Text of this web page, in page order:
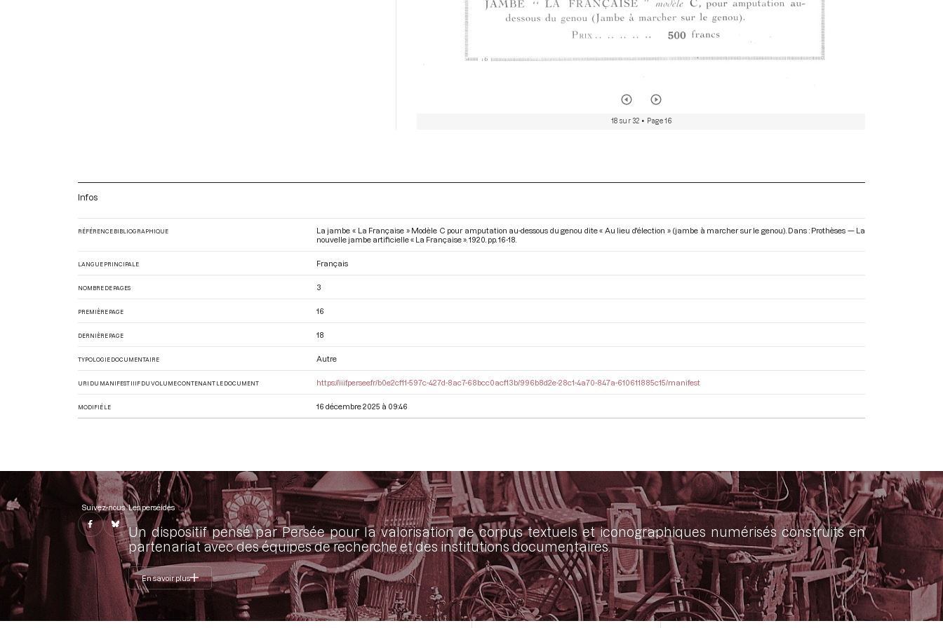
18 sur 32 • Page 16
Infos
RÉFÉRENCE BIBLIOGRAPHIQUE
La jambe « La Française » Modèle C pour amputation au-dessous du genou dite « Au lieu d'élection » (jambe à marcher sur le genou). Dans : Prothèses — La
nouvelle jambe artificielle « La Française ». 1920. pp. 16-18.
LANGUE PRINCIPALE Français
NOMBRE DE PAGES 3
PREMIÈRE PAGE 16
DERNIÈRE PAGE 18
TYPOLOGIE DOCUMENTAIRE Autre
URI DU MANIFEST IIIF DU VOLUME CONTENANT LE DOCUMENT https://iiif.persee.fr/b0e2cf11-597c-427d-8ac7-68bcc0acf13b/996b8d2e-28c1-4a70-847a-610611885c15/manifest
MODIFIÉ LE 16 décembre 2025 à 09:46
Suivez-nous Les perséides
Un dispositif pensé par Persée pour la valorisation de corpus textuels et iconographiques numérisés construits en
partenariat avec des équipes de recherche et des institutions documentaires.
En savoir plus